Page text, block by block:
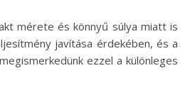
mérete és könnyű súlya miatt is
javítása érdekében, és a
ezzel a különleges